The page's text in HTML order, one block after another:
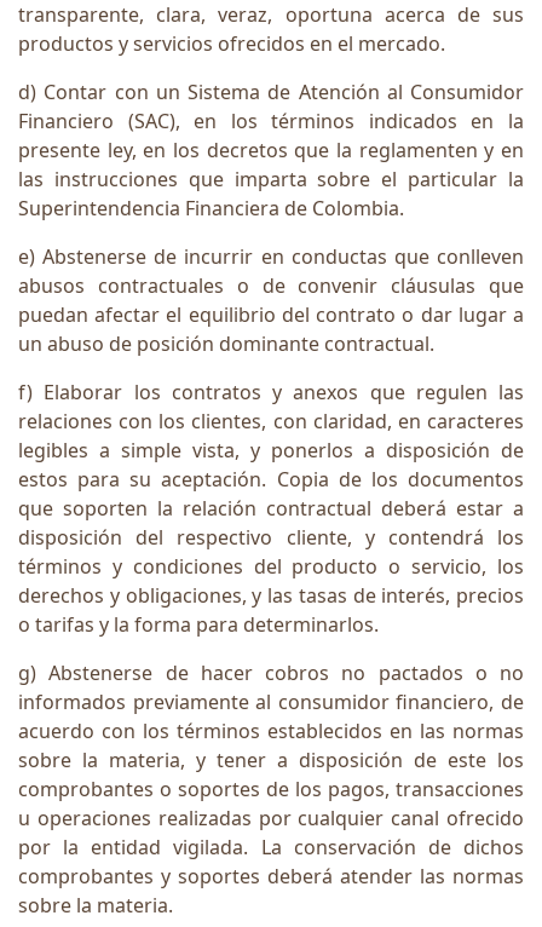
transparente, clara, veraz, oportuna acerca de sus
productos y servicios ofrecidos en el mercado.
d) Contar con un Sistema de Atención al Consumidor
Financiero (SAC), en los términos indicados en la
presente ley, en los decretos que la reglamenten y en
las instrucciones que imparta sobre el particular la
Superintendencia Financiera de Colombia.
e) Abstenerse de incurrir en conductas que conlleven
abusos contractuales o de convenir cláusulas que
puedan afectar el equilibrio del contrato o dar lugar a
un abuso de posición dominante contractual.
f) Elaborar los contratos y anexos que regulen las
relaciones con los clientes, con claridad, en caracteres
legibles a simple vista, y ponerlos a disposición de
estos para su aceptación. Copia de los documentos
que soporten la relación contractual deberá estar a
disposición del respectivo cliente, y contendrá los
términos y condiciones del producto o servicio, los
derechos y obligaciones, y las tasas de interés, precios
o tarifas y la forma para determinarlos.
g) Abstenerse de hacer cobros no pactados o no
informados previamente al consumidor financiero, de
acuerdo con los términos establecidos en las normas
sobre la materia, y tener a disposición de este los
comprobantes o soportes de los pagos, transacciones
u operaciones realizadas por cualquier canal ofrecido
por la entidad vigilada. La conservación de dichos
comprobantes y soportes deberá atender las normas
sobre la materia.